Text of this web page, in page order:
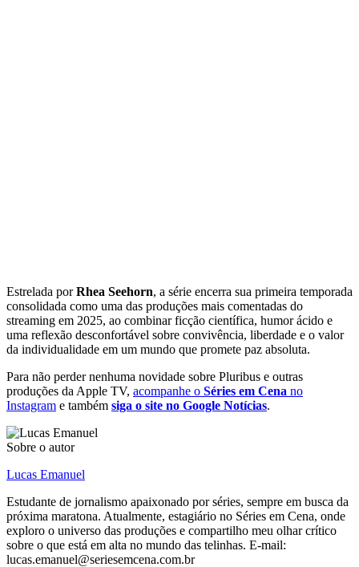
Estrelada porRhea Seehorn, a série encerra sua primeira temporada
consolidada como uma das produções mais comentadas do
streaming em 2025, ao combinar ficção científica, humor ácido e
uma reflexão desconfortável sobre convivência, liberdade e o valor
da individualidade em um mundo que promete paz absoluta.
Para não perder nenhuma novidade sobre Pluribus e outras
produções da Apple TV, acompanhe o Séries em Cena no
Instagram e também siga o site no Google Notícias.
Sobre o autor
Lucas Emanuel
Estudante de jornalismo apaixonado por séries, sempre em busca da
próxima maratona. Atualmente, estagiário no Séries em Cena, onde
exploro o universo das produções e compartilho meu olhar crítico
sobre o que está em alta no mundo das telinhas. E-mail:
lucas.emanuel@seriesemcena.com.br